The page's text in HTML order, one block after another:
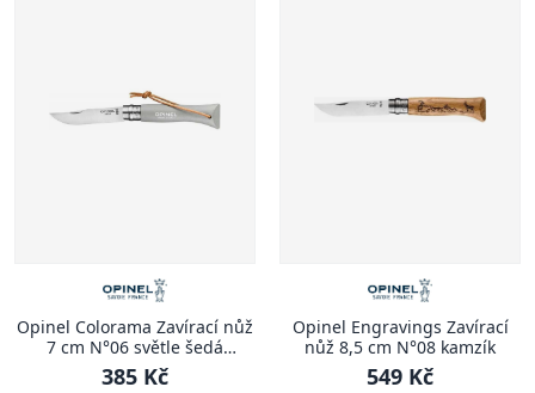
Opinel Colorama Zavírací nůž
7 cm N°06 světle šedá
COLORAMA
385 Kč
Opinel Engravings Zavírací
nůž 8,5 cm N°08 kamzík
549 Kč